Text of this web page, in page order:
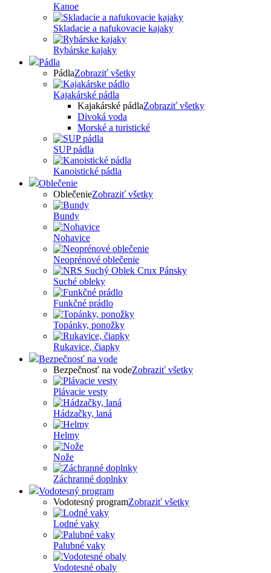
Kanoe
Skladacie a nafukovacie kajaky
Rybárske kajaky
Pádla
PádlaZobraziť všetky
Kajakárské pádla
Kajakárské pádlaZobraziť všetky
Divoká voda
Morské a turistické
SUP pádla
Kanoistické pádla
Oblečenie
OblečenieZobraziť všetky
Bundy
Nohavice
Neoprénové oblečenie
Suché obleky
Funkčné prádlo
Topánky, ponožky
Rukavice, čiapky
Bezpečnosť na vode
Bezpečnosť na vodeZobraziť všetky
Plávacie vesty
Hádzačky, laná
Helmy
Nože
Záchranné doplnky
Vodotesný program
Vodotesný programZobraziť všetky
Lodné vaky
Palubné vaky
Vodotesné obaly